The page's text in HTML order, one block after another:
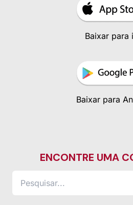
Baixar para
Baixar para
ENCONTRE UMA